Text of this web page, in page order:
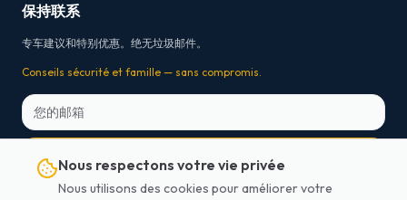
保持联系
专车建议和特别优惠。绝无垃圾邮件。
Conseils sécurité et famille — sans compromis.
Nous respectons votre vie privée
Nous utilisons des cookies pour améliorer votre